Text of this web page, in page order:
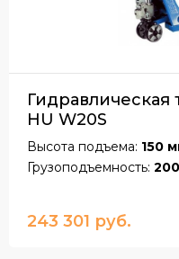
Гидравлическая
HU W20S
Высота подъема: 150
Грузоподъемность:
243 301 руб.